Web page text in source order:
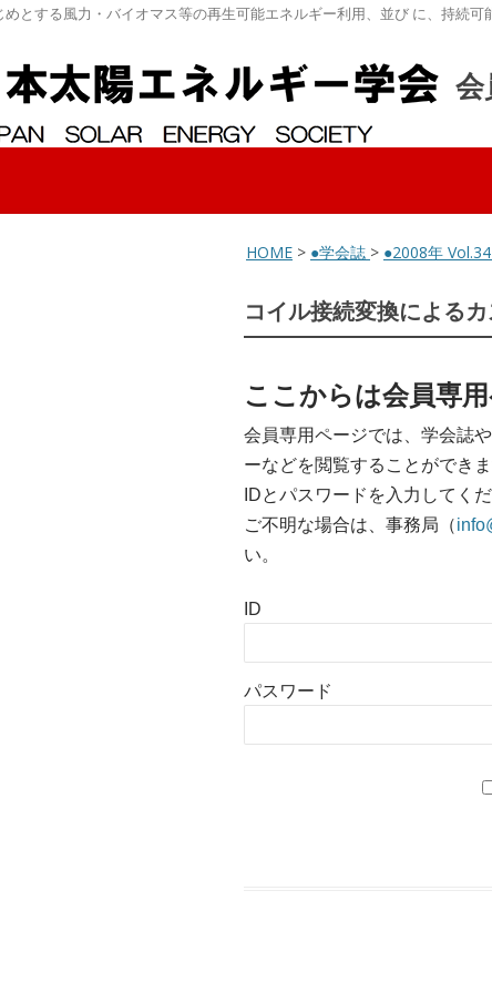
とする風力・バイオマス等の再生可能エネルギー利用、並び に、持続
会
HOME > ●学会誌 > ●2008年
コイル接続変換による
ここからは会員専
会員専用ページでは、学会誌
ーなどを閲覧することができま
IDとパスワードを入力してくだ
ご不明な場合は、事務局（
い。
ID
パスワード